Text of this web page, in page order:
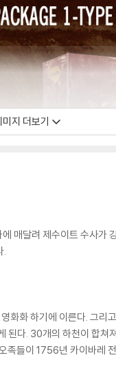
지 더보기
매달려 제수이트 수사가
.
화화 하기에 이른다. 그
다. 30개의 하천이 합쳐
들이 1756년 카이바레